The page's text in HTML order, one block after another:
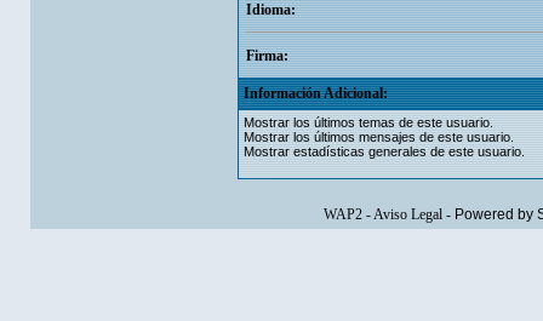
Idioma:
Firma:
Información Adicional:
Mostrar los últimos temas de este usuario.
Mostrar los últimos mensajes de este usuario.
Mostrar estadísticas generales de este usuario.
WAP2-Aviso Legal- Powered by